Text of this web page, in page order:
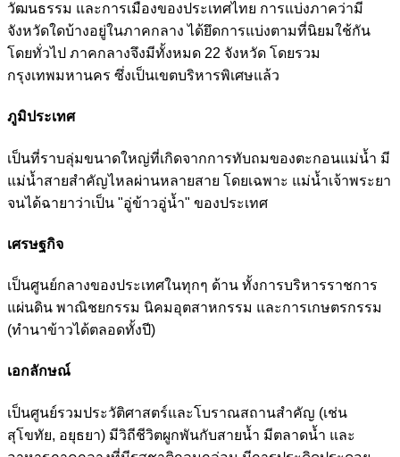
วัฒนธรรม และการเมืองของประเทศไทย การแบ่งภาคว่ามี
จังหวัดใดบ้างอยู่ในภาคกลาง ได้ยึดการแบ่งตามที่นิยมใช้กัน
โดยทั่วไป ภาคกลางจึงมีทั้งหมด 22 จังหวัด โดยรวม
กรุงเทพมหานคร ซึ่งเป็นเขตบริหารพิเศษแล้ว
ภูมิประเทศ
เป็นที่ราบลุ่มขนาดใหญ่ที่เกิดจากการทับถมของตะกอนแม่น้ำ มี
แม่น้ำสายสำคัญไหลผ่านหลายสาย โดยเฉพาะ แม่น้ำเจ้าพระยา
จนได้ฉายาว่าเป็น "อู่ข้าวอู่น้ำ" ของประเทศ
เศรษฐกิจ
เป็นศูนย์กลางของประเทศในทุกๆ ด้าน ทั้งการบริหารราชการ
แผ่นดิน พาณิชยกรรม นิคมอุตสาหกรรม และการเกษตรกรรม
(ทำนาข้าวได้ตลอดทั้งปี)
เอกลักษณ์
เป็นศูนย์รวมประวัติศาสตร์และโบราณสถานสำคัญ (เช่น
สุโขทัย, อยุธยา) มีวิถีชีวิตผูกพันกับสายน้ำ มีตลาดน้ำ และ